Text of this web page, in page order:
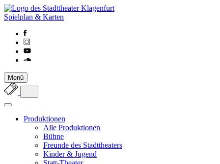
Spielplan & Karten
Menü
Produktionen
Alle Produktionen
Bühne
Freunde des Stadttheaters
Kinder & Jugend